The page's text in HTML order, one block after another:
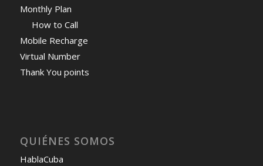
Monthly Plan
How to Call
Mobile Recharge
Virtual Number
Thank You points
QUIÉNES SOMOS
HablaCuba